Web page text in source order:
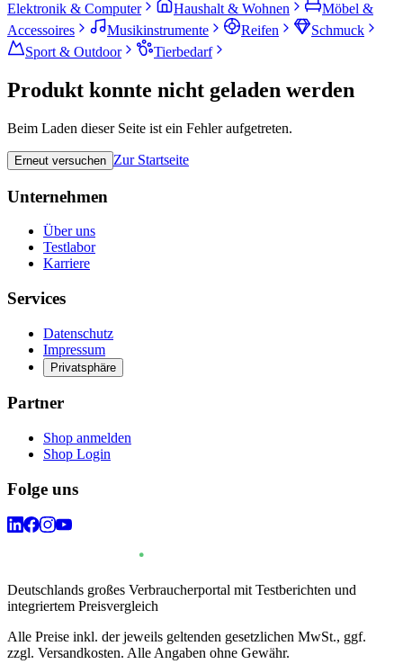
Elektronik & Computer
Haushalt & Wohnen
Möbel &
Accessoires
Musikinstrumente Reifen
Schmuck
Sport & Outdoor
Tierbedarf
Produkt konnte nicht geladen werden
Beim Laden dieser Seite ist ein Fehler aufgetreten.
Erneut versuchen Zur Startseite
Unternehmen
Über uns
Testlabor
Karriere
Services
Datenschutz
Impressum
Privatsphäre
Partner
Shop anmelden
Shop Login
Folge uns
Deutschlands großes Verbraucherportal mit Testberichten und
integriertem Preisvergleich
Alle Preise inkl. der jeweils geltenden gesetzlichen MwSt., ggf.
zzgl. Versandkosten. Alle Angaben ohne Gewähr.